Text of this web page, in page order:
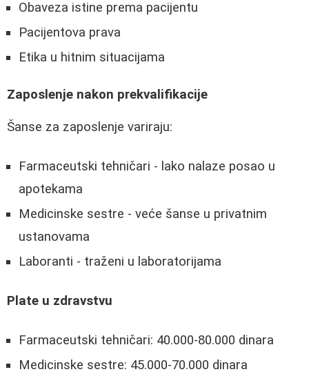
Obaveza istine prema pacijentu
Pacijentova prava
Etika u hitnim situacijama
Zaposlenje nakon prekvalifikacije
Šanse za zaposlenje variraju:
Farmaceutski tehničari - lako nalaze posao u
apotekama
Medicinske sestre - veće šanse u privatnim
ustanovama
Laboranti - traženi u laboratorijama
Plate u zdravstvu
Farmaceutski tehničari: 40.000-80.000 dinara
Medicinske sestre: 45.000-70.000 dinara